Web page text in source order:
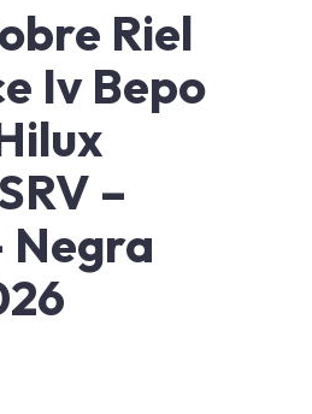
Riel
Iv Bepo
–
Negra